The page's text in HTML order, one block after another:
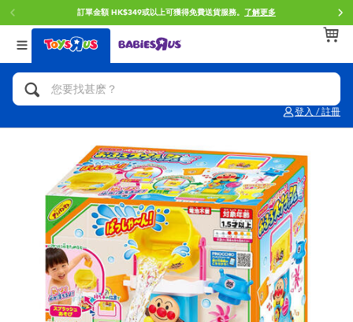
訂單金額 HK$349或以上可獲得免費送貨服務。 了解更多
登入 / 註冊
返回
分類目錄
人氣英雄,角色扮演,射擊玩具
拼砌組合及樂高LEGO
玩具車,貨車,火車及遙控系列
手工藝,文具,蠟筆,泥膠,畫板
娃娃, 芭比,收藏公仔
返回
品牌
Brunch Brother 早午餐兄弟
Spider-Man蜘蛛俠
Mini Brands
Play-Doh培樂多
Pokemon寶可夢
返回
年齢
0~2歳
5~7歳
8~11歳
12~14歳
14歳以上